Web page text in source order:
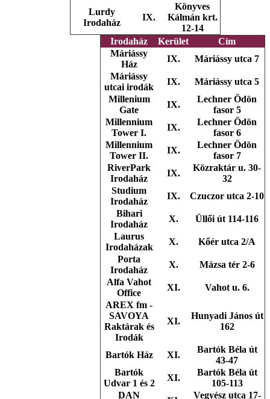
Lurdy
Irodaház
IX.
Könyves
Kálmán krt.
12-14
Irodaház
Kerület
Cím
Máriássy
Ház
IX.
Máriássy utca 7
Máriássy
utcai irodák
IX.
Máriássy utca 5
Millenium
Gate
IX.
Lechner Ödön
fasor 5
Millennium
Tower I.
IX.
Lechner Ödön
fasor 6
Millennium
Tower II.
IX.
Lechner Ödön
fasor 7
RiverPark
Irodaház
IX.
Közraktár u. 30-
32
Studium
Irodaház
IX.
Czuczor utca 2-10
Bihari
Irodaház
X.
Üllői út 114-116
Laurus
Irodaházak
X.
Kőér utca 2/A
Porta
Irodaház
X.
Mázsa tér 2-6
Alfa Vahot
Office
XI.
Vahot u. 6.
AREX fm -
SAVOYA
Raktárak és
Irodák
XI.
Hunyadi János út
162
Bartók Ház XI.
Bartók Béla út
43-47
Bartók
Udvar 1 és 2
XI.
Bartók Béla út
105-113
DAN
Vegyész utca 17-